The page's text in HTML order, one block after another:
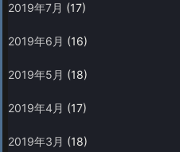
2019年7月 (17)
2019年6月 (16)
2019年5月 (18)
2019年4月 (17)
2019年3月 (18)